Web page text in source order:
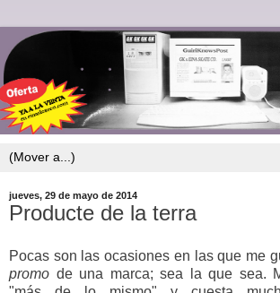
jueves, 29 de mayo de 2014
Producte de la terra
Pocas son las ocasiones en las que me
promo de una marca; sea la que sea.